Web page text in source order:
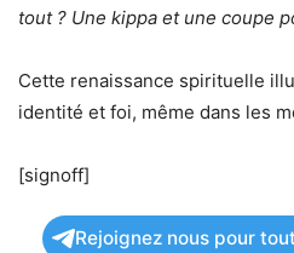
tout ? Une kippa et une coupe
Cette renaissance spirituelle
identité et foi, même dans les
[signoff]
Rejoignez nous pour